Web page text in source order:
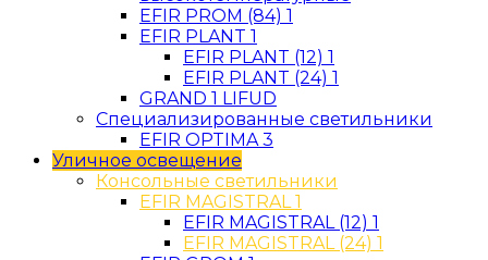
EFIR PROM (84) 1
EFIR PLANT 1
EFIR PLANT (12) 1
EFIR PLANT (24) 1
GRAND 1 LIFUD
Специализированные светильники
EFIR OPTIMA 3
Уличное освещение
Консольные светильники
EFIR MAGISTRAL 1
EFIR MAGISTRAL (12) 1
EFIR MAGISTRAL (24) 1